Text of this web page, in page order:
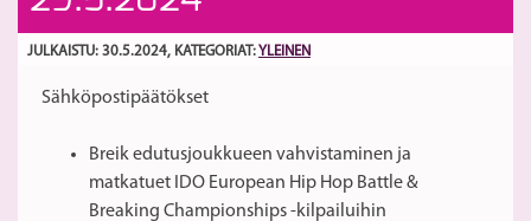
JULKAISTU: 30.5.2024, KATEGORIAT: YLEINEN
Sähköpostipäätökset
Breik edutusjoukkueen vahvistaminen ja
matkatuet IDO European Hip Hop Battle &
Breaking Championships -kilpailuihin